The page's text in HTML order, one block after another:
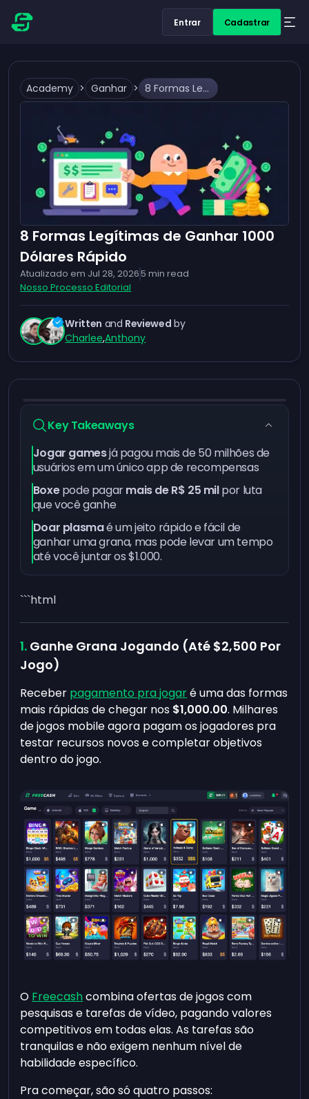
Entrar Cadastrar
Academy > Ganhar > 8 Formas Legítimas de Ganhar 1000 Dólares Rápido
8 Formas Legítimas de Ganhar 1000
Dólares Rápido
Atualizado em Jul 28, 20265 min read
Nosso Processo Editorial
Written and Reviewed by
Charlee,Anthony
Key Takeaways
Jogar gamesjá pagou mais de 50 milhões de
usuários em um único app de recompensas
Boxepode pagarmais de R$ 25 milpor luta
que você ganhe
Doar plasmaé um jeito rápido e fácil de
ganhar uma grana, mas pode levar um tempo
até você juntar os $1.000.
```html
Ganhe Grana Jogando (Até $2,500 Por
Jogo)
Receber pagamento pra jogaré uma das formas
mais rápidas de chegar nos $1,000.00. Milhares
de jogos mobile agora pagam os jogadores pra
testar recursos novos e completar objetivos
dentro do jogo.
O Freecashcombina ofertas de jogos com
pesquisas e tarefas de vídeo, pagando valores
competitivos em todas elas. As tarefas são
tranquilas e não exigem nenhum nível de
habilidade específico.
Pra começar, são só quatro passos: